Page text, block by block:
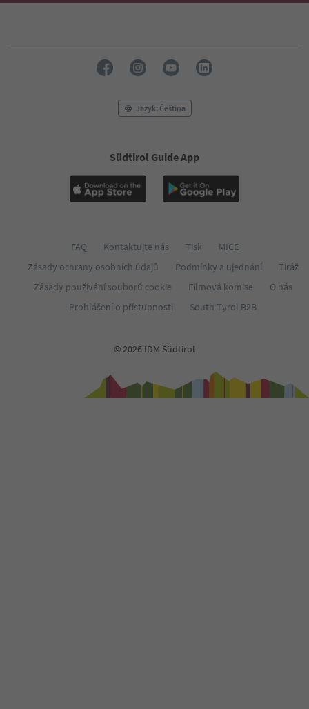
Jazyk: Čeština
Südtirol Guide App
FAQ Kontaktujte nás Tisk
MICE
Zásady ochrany osobních údajů
Podmínky a ujednání
Tiráž
Zásady používání souborů cookie
Filmová komise
O nás
Prohlášení o přístupnosti
South Tyrol B2B
© 2026 IDM Südtirol